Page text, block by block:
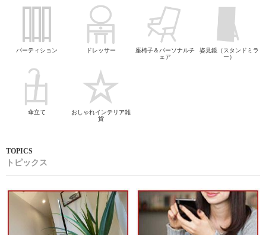
パーティション ドレッサー
座椅子＆パーソナルチ
ェア
姿見鏡（スタンドミラ
ー）
傘立て
おしゃれインテリア雑
貨
トピックス